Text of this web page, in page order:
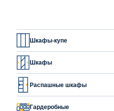
Шкафы-купе
Шкафы
Распашные шкафы
Гардеробные